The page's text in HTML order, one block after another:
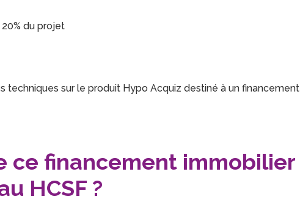
du projet
techniques sur le produit Hypo Acquiz destiné à un financement
ce financement immobilier
HCSF ?